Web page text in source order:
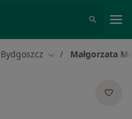
Bydgoszcz Zmień miasto
Małgorzata